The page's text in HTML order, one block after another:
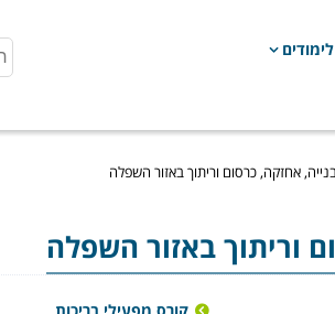
אחזקה, כרסום וריתוך באזור השפלה
וריתוךבאזור השפלה
קורס מפעילי בריכות